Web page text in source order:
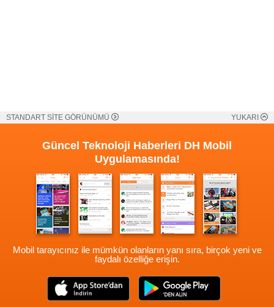
STANDART SİTE GÖRÜNÜMÜ YUKARI
Güncel Teknoloji Haberleri DH Mobil
Uygulamasında!
Mobil tarayıcınız ile mümkün olanların yanı sıra, birçok yeni ve
faydalı özelliğe erişin.